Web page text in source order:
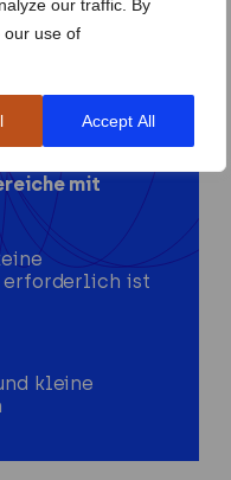
our traffic. By
our use of
Accept All
mit
erforderlich ist
kleine